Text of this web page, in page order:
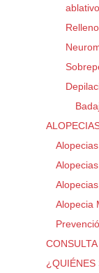
Alopecias
Alopecia
¿QUIÉNES